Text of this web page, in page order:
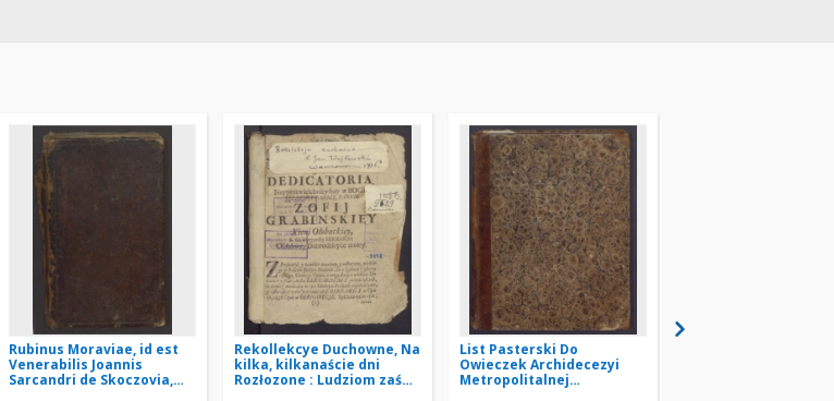
Rubinus Moraviae, id est
Venerabilis Joannis
Sarcandri de Skoczovia,
Rekollekcye Duchowne, Na
kilka, kilkanaście dni
Rozłozone : Ludziom zaś
List Pasterski Do
Owieczek Archidecezyi
Metropolitalnej